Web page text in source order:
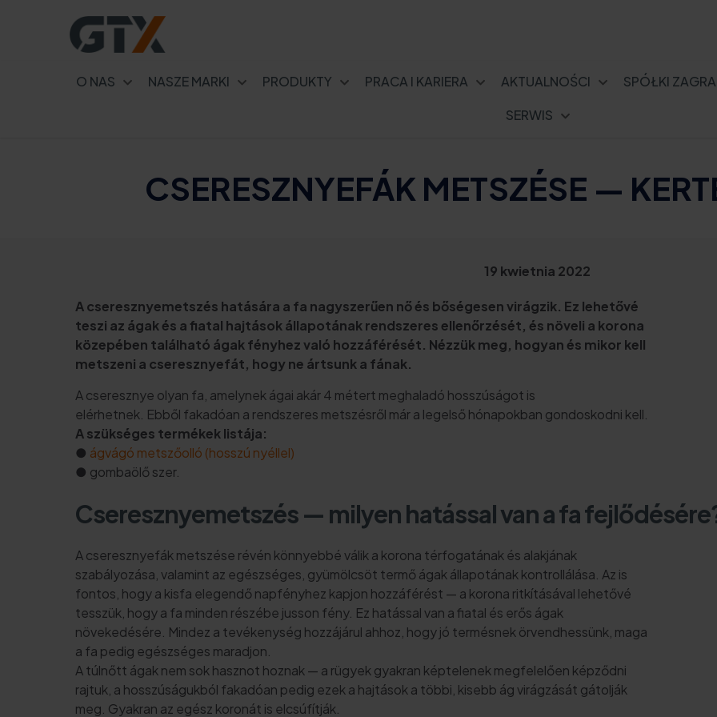
O NAS NASZE MARKI PRODUKTY PRACA I KARIERA AKTUALNOŚCI
SPÓŁKI
SERWIS
CSERESZNYEFÁK METSZÉSE —
19 kwietnia 2022
A cseresznyemetszés hatására a fa nagyszerűen nő és bőségesen virágzik. Ez lehetővé
teszi az ágak és a fiatal hajtások állapotának rendszeres ellenőrzését, és növeli a korona
közepében található ágak fényhez való hozzáférését. Nézzük meg, hogyan és mikor kell
metszeni a cseresznyefát, hogy ne ártsunk a fának.
A cseresznye olyan fa, amelynek ágai akár 4 métert meghaladó hosszúságot is
elérhetnek. Ebből fakadóan a rendszeres metszésről már a legelső hónapokban gondoskodni kell.
A szükséges termékek listája:
● ágvágó metszőolló (hosszú nyéllel)
● gombaölő szer.
Cseresznyemetszés — milyen hatással van a fa
A cseresznyefák metszése révén könnyebbé válik a korona térfogatának és alakjának
szabályozása, valamint az egészséges, gyümölcsöt termő ágak állapotának kontrollálása. Az is
fontos, hogy a kisfa elegendő napfényhez kapjon hozzáférést — a korona ritkításával lehetővé
tesszük, hogy a fa minden részébe jusson fény. Ez hatással van a fiatal és erős ágak
növekedésére. Mindez a tevékenység hozzájárul ahhoz, hogy jó termésnek örvendhessünk, maga
a fa pedig egészséges maradjon.
A túlnőtt ágak nem sok hasznot hoznak — a rügyek gyakran képtelenek megfelelően képződni
rajtuk, a hosszúságukból fakadóan pedig ezek a hajtások a többi, kisebb ág virágzását gátolják
meg. Gyakran az egész koronát is elcsúfítják.